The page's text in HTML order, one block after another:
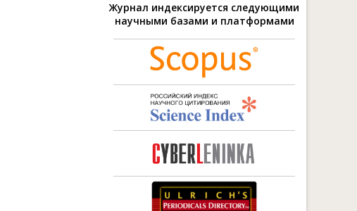
Журнал индексируется следующими
научными базами и платформами